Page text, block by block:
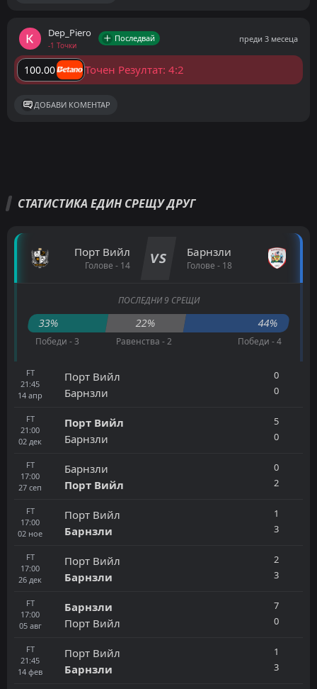
Dep_Piero
-1 Точки
Последвай преди 3 месеца
100.00 Точен Резултат: 4:2
ДОБАВИ КОМЕНТАР
СТАТИСТИКА ЕДИН СРЕЩУ ДРУГ
Порт Вийл
Голове - 14 VS Барнзли
Голове - 18
ПОСЛЕДНИ 9 СРЕЩИ
33% 22% 44%
Победи - 3 Равенства - 2 Победи - 4
FT
21:45
14 апр
Порт Вийл
Барнзли
0
0
FT
21:00
02 дек
Порт Вийл
Барнзли
5
0
FT
17:00
27 сеп
Барнзли
Порт Вийл
0
2
FT
17:00
02 ное
Порт Вийл
Барнзли
1
3
FT
17:00
26 дек
Порт Вийл
Барнзли
2
3
FT
17:00
05 авг
Барнзли
Порт Вийл
7
0
FT
21:45
14 фев
Порт Вийл
Барнзли
1
3